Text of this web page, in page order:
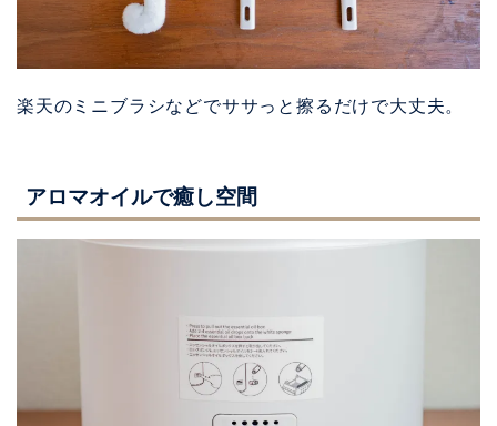
楽天のミニブラシなどでササっと擦るだけで大丈夫。
アロマオイルで癒し空間